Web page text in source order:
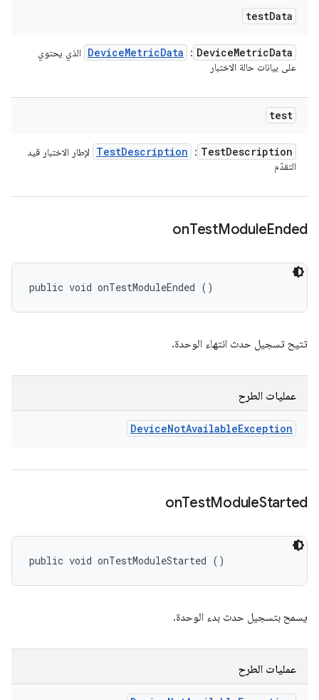
testData
DeviceMetricData
:
DeviceMetricData
الذي يحتوي
على بيانات حالة الاختبار
test
TestDescription
:
TestDescription
لإطار الاختبار قيد
التقدّم
onTestModuleEnded
public void onTestModuleEnded ()
تتيح تسجيل حدث انتهاء الوحدة.
عمليات الطرح
DeviceNotAvailableException
onTestModuleStarted
public void onTestModuleStarted ()
يسمح بتسجيل حدث بدء الوحدة.
عمليات الطرح